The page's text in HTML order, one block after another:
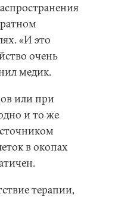
«И это
очень
медик.
или при
и то же
в окопах
терапии,